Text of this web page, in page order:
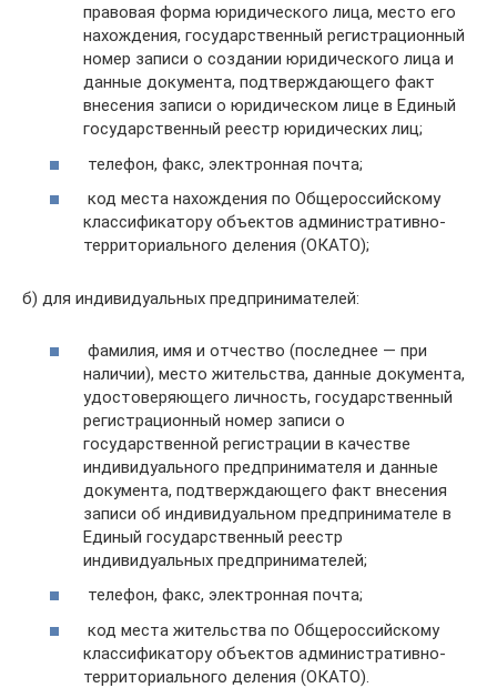
правовая форма юридического лица, место его
нахождения, государственный регистрационный
номер записи о создании юридического лица и
данные документа, подтверждающего факт
внесения записи о юридическом лице в Единый
государственный реестр юридических лиц;
телефон, факс, электронная почта;
код места нахождения по Общероссийскому
классификатору объектов административно-
территориального деления (ОКАТО);
б) для индивидуальных предпринимателей:
фамилия, имя и отчество (последнее — при
наличии), место жительства, данные документа,
удостоверяющего личность, государственный
регистрационный номер записи о
государственной регистрации в качестве
индивидуального предпринимателя и данные
документа, подтверждающего факт внесения
записи об индивидуальном предпринимателе в
Единый государственный реестр
индивидуальных предпринимателей;
телефон, факс, электронная почта;
код места жительства по Общероссийскому
классификатору объектов административно-
территориального деления (ОКАТО).